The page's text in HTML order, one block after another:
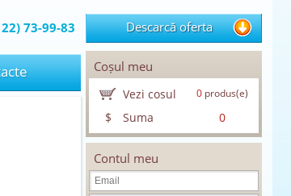
73-99-83 Descarcă oferta
Coșul meu
Vezi cosul 0produs(e)
$ Suma 0
Contul meu